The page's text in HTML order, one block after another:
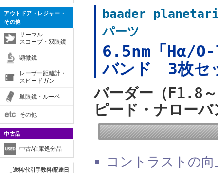
アウトドア・レジャー・
その他
サーマル
スコープ・双眼鏡
顕微鏡
レーザー距離計・
スピードガン
単眼鏡・ルーペ
その他
中古品
中古/在庫処分品
送料/代引手数料/配達日
baader
パーツ
6.5nm「Hα/
バンド 3枚セ
バーダー（
ピード・ナロー
コントラストの向